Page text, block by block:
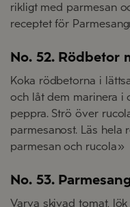
rikligt med parmesan
receptet för
No. 52. Rödbetor
Koka rödbetorna i
och låt dem marinera i
peppra. Strö över
parmesanost. Läs
parmesan och rucola»
No. 53.
Varva skivad tomat,